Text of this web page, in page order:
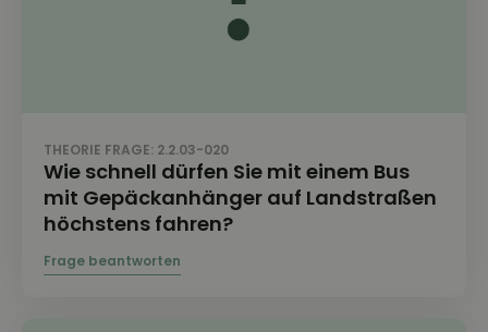
THEORIE FRAGE: 2.2.03-020
Wie schnell dürfen Sie mit einem Bus
mit Gepäckanhänger auf Landstraßen
höchstens fahren?